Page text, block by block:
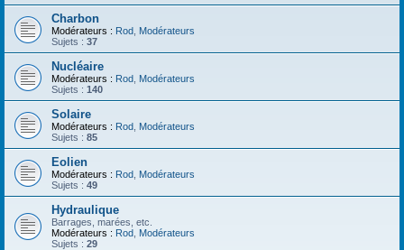
Charbon
Modérateurs : Rod Modérateurs
Sujets : 37
Nucléaire
Modérateurs : Rod Modérateurs
Sujets : 140
Solaire
Modérateurs : Rod Modérateurs
Sujets : 85
Eolien
Modérateurs : Rod Modérateurs
Sujets : 49
Hydraulique
Barrages, marées, etc.
Modérateurs : Rod Modérateurs
Sujets : 29